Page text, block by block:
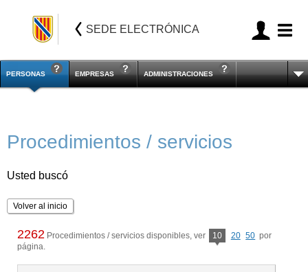
SEDE ELECTRÓNICA
PERSONAS EMPRESAS ADMINISTRACIONES
Procedimientos / servicios
Usted buscó
Volver al inicio
2262 Procedimientos / servicios disponibles, ver 10 20 50 por
página.